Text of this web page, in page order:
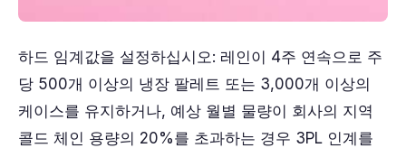
하드 임계값을 설정하십시오: 레인이 4주 연속으로 주
당 500개 이상의 냉장 팔레트 또는 3,000개 이상의
케이스를 유지하거나, 예상 월별 물량이 회사의 지역
콜드 체인 용량의 20%를 초과하는 경우 3PL 인계를